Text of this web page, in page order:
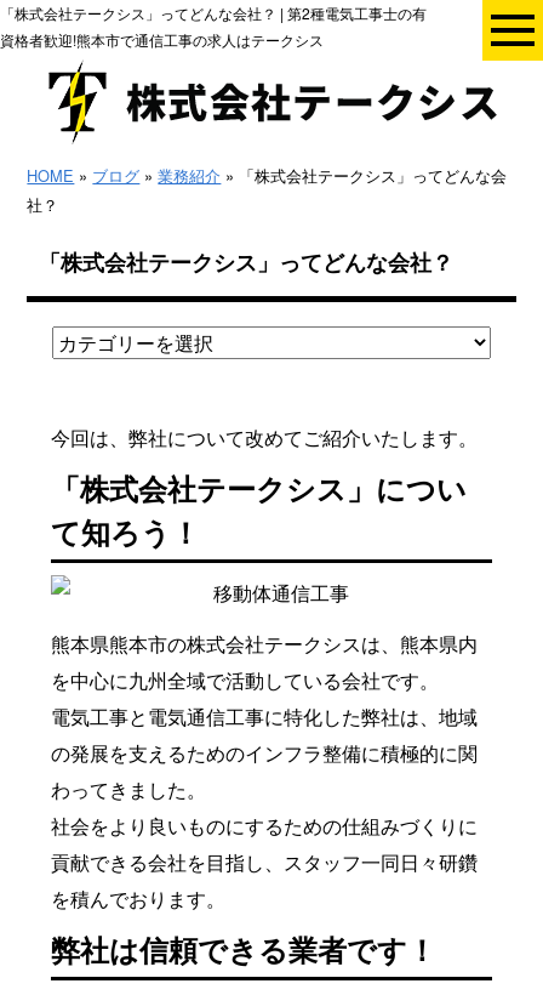
「株式会社テークシス」ってどんな会社？ | 第2種電気工事士の有
資格者歓迎!熊本市で通信工事の求人はテークシス
HOME » ブログ »業務紹介 » 「株式会社テークシス」ってどんな会
社？
「株式会社テークシス」ってどんな会社？
今回は、弊社について改めてご紹介いたします。
「株式会社テークシス」につい
て知ろう！
熊本県熊本市の株式会社テークシスは、熊本県内
を中心に九州全域で活動している会社です。
電気工事と電気通信工事に特化した弊社は、地域
の発展を支えるためのインフラ整備に積極的に関
わってきました。
社会をより良いものにするための仕組みづくりに
貢献できる会社を目指し、スタッフ一同日々研鑽
を積んでおります。
弊社は信頼できる業者です！